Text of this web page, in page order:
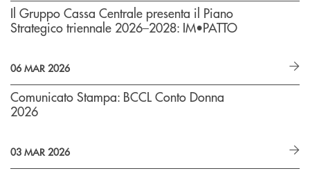
Il Gruppo Cassa Centrale presenta il Piano
Strategico triennale 2026–2028: IM•PATTO
06 MAR 2026
Comunicato Stampa: BCCL Conto Donna
2026
03 MAR 2026